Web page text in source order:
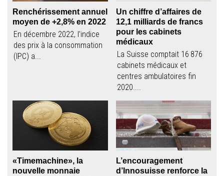
Renchérissement annuel
moyen de +2,8% en 2022
En décembre 2022, l’indice
des prix à la consommation
(IPC) a...
Un chiffre d’affaires de
12,1 milliards de francs
pour les cabinets
médicaux
La Suisse comptait 16 876
cabinets médicaux et
centres ambulatoires fin
2020....
«Timemachine», la
nouvelle monnaie
L’encouragement
d’Innosuisse renforce la